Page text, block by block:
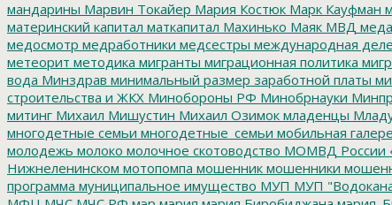
мандарины Марвин Токайер Мария Костюк Марк Кауфман
материнский капитал маткапитал Махинько Маяк МВД
медосмотр медработники медсестры международная
метеорит методика мигранты миграционная политика
вода Минздрав минимальный размер заработной платы
строительства и ЖКХ Минобороны РФ Минобрнауки
митинг Михаил Мишустин Михаил Озимок младенцы
многодетные семьи многодетные_семьи мобильная
молодежь молоко молочное скотоводство МОМВД России
Нижнеленинском мотопомпа мошенник мошенники
программа муниципальное имущество МУП МУП